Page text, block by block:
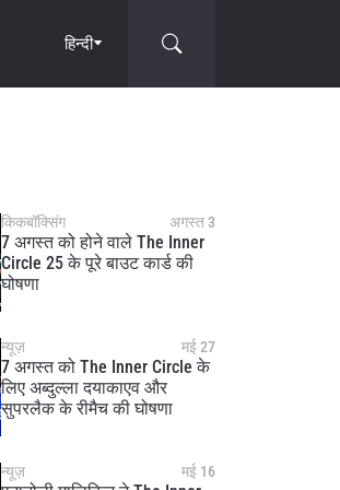
हिन्दी
किकबॉक्सिंग अगस्त 3
7 अगस्त को होने वाले The Inner
Circle 25 के पूरे बाउट कार्ड की
घोषणा
न्यूज़ मई 27
7 अगस्त को The Inner Circle के
लिए अब्दुल्ला दयाकाएव और
सुपरलैक के रीमैच की घोषणा
न्यूज़ मई 16